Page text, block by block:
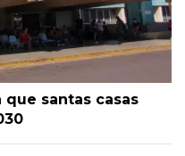
santas casas